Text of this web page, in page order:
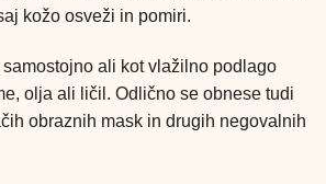
kožo osveži in pomiri.
ali kot vlažilno podlago
olja ali ličil. Odlično se obnese tudi
obraznih mask in drugih negovalnih